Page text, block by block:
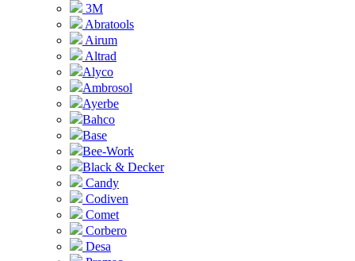
3M
Abratools
Airum
Altrad
Alyco
Ambrosol
Ayerbe
Bahco
Base
Bee-Work
Black & Decker
Candy
Codiven
Comet
Corbero
Desa